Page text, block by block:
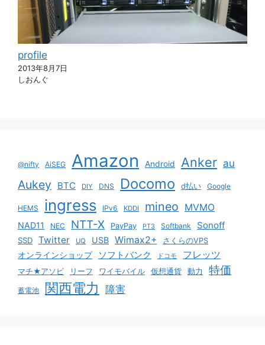
profile
2013年8月7日
しおんぐ
@nifty AiSEG Amazon Android Anker au
Aukey BTC DIY DNS Docomo d払い Google
HEMS ingress IPv6 KDDI mineo MVMO
NAD11 NEC NTT-X PayPay PT3 Softbank Sonoff
SSD Twitter UQ USB Wimax2+ さくらのVPS
オンラインショップ ソフトバンク ドコモ フレッツ
マチ★アソビ リーフ ワイモバイル 仮想通貨 動力 特価
蓄電池 関西電力 障害